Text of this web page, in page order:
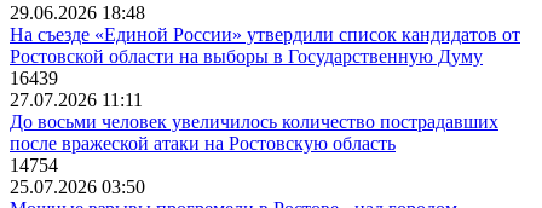
29.06.2026 18:48
На съезде «Единой России» утвердили список кандидатов от
Ростовской области на выборы в Государственную Думу
16439
27.07.2026 11:11
До восьми человек увеличилось количество пострадавших
после вражеской атаки на Ростовскую область
14754
25.07.2026 03:50